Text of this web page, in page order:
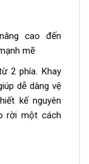
cao đến
mẽ
2 phía. Khay
dễ dàng vệ
kế nguyên
rời một cách